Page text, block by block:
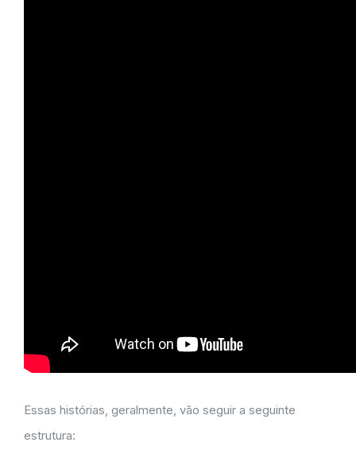
Essas histórias, geralmente, vão seguir a seguinte
estrutura: